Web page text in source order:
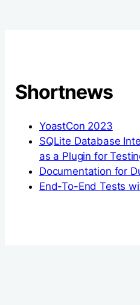
Shortnews
YoastCon 2023
SQLite Database
as a Plugin for
Documentation for
End-To-End Tests